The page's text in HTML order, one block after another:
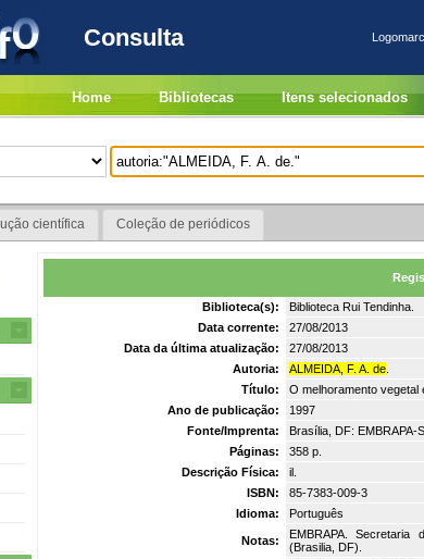
Consulta
Home Bibliotecas Itens selecionados
científica Coleção de periódicos
Biblioteca(s):
Biblioteca Rui Tendinha.
Data corrente:
27/08/2013
Data da última atualização:
27/08/2013
Autoria:
ALMEIDA, F. A. de
Título:
O melhoramento vegetal
Ano de publicação:
1997
Fonte/Imprenta:
Brasília, DF: EMBRAPA-
Páginas:
358 p.
Descrição Física:
il.
ISBN:
85-7383-009-3
Idioma:
Português
Notas:
EMBRAPA. Secretaria
(Brasilia, DF).